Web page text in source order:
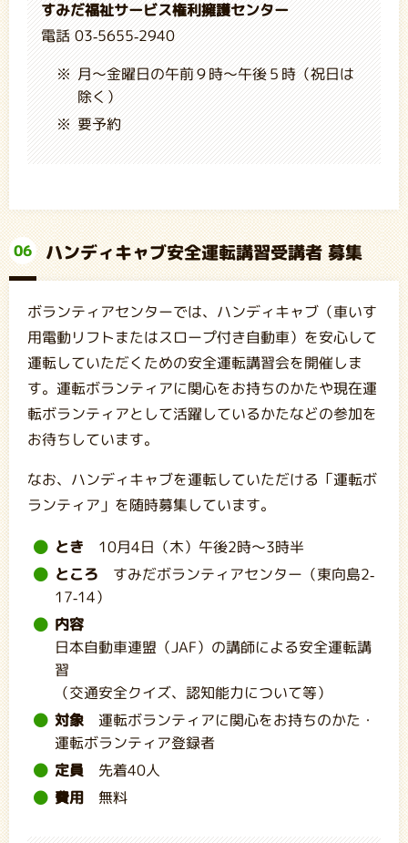
すみだ福祉サービス権利擁護センター
電話 03-5655-2940
月～金曜日の午前９時～午後５時（祝日は
除く）
要予約
06 ハンディキャブ安全運転講習受講者 募集
ボランティアセンターでは、ハンディキャブ（車いす
用電動リフトまたはスロープ付き自動車）を安心して
運転していただくための安全運転講習会を開催しま
す。運転ボランティアに関心をお持ちのかたや現在運
転ボランティアとして活躍しているかたなどの参加を
お待ちしています。
なお、ハンディキャブを運転していただける「運転ボ
ランティア」を随時募集しています。
とき 10月4日（木）午後2時～3時半
ところ すみだボランティアセンター（東向島2-
17-14）
内容
日本自動車連盟（JAF）の講師による安全運転講
習
（交通安全クイズ、認知能力について等）
対象 運転ボランティアに関心をお持ちのかた・
運転ボランティア登録者
定員先着40人
費用無料